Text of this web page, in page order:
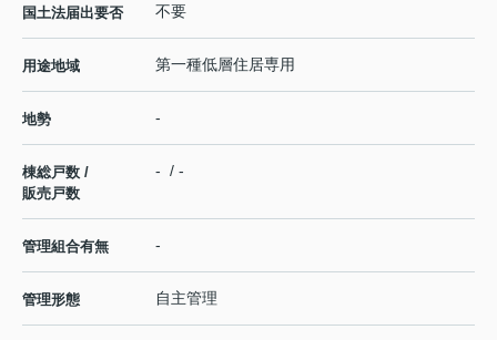
国土法届出要否 不要
用途地域 第一種低層住居専用
地勢 -
棟総戸数 /
販売戸数
- / -
管理組合有無 -
管理形態 自主管理